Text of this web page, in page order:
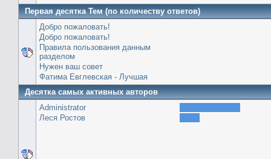
Первая десятка Тем (по количеству ответов)
Добро пожаловать!
Добро пожаловать!
Правила пользования данным
разделом
Нужен ваш совет
Фатима Евглевская - Лучшая
Десятка самых активных авторов
Administrator
Леся Ростов